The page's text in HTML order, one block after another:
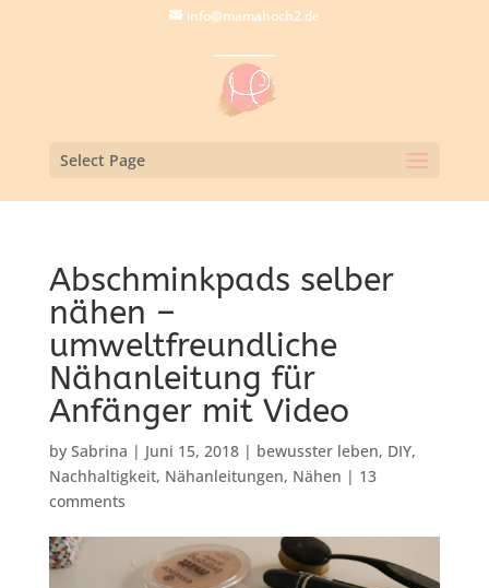
info@mamahoch2.de
Select Page
Abschminkpads selber
nähen –
umweltfreundliche
Nähanleitung für
Anfänger mit Video
by Sabrina | Juni 15, 2018| bewusster leben, DIY,
Nachhaltigkeit, Nähanleitungen, Nähen | 13
comments